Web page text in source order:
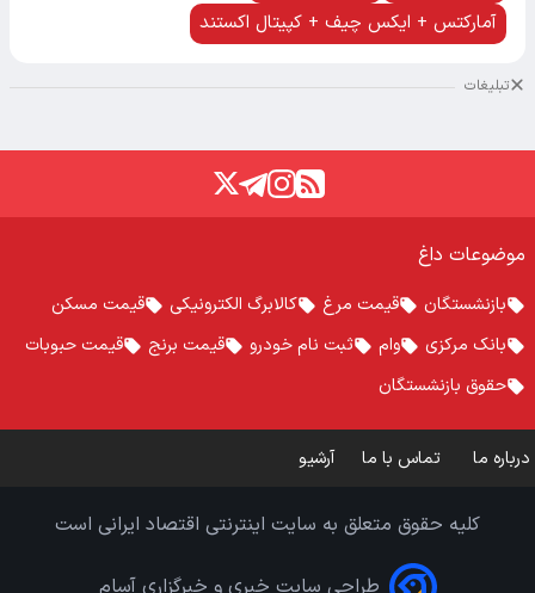
آمارکتس + ایکس چیف + کپیتال اکستند
تبلیغات
موضوعات داغ
بازنشستگان قیمت مرغ کالابرگ الکترونیکی
قیمت مسکن
بانک مرکزی
وام ثبت نام خودرو قیمت برنج
قیمت حبوبات
حقوق بازنشستگان
درباره ما تماس با ما آرشیو
کلیه حقوق متعلق به سایت اینترنتی اقتصاد ایرانی است
طراحی سایت خبری و خبرگزاری آسام